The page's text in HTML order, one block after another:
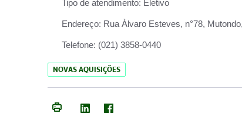
Tipo de atendimento: Eletivo
Endereço: Rua Àlvaro Esteves, n°78,
Telefone: (021) 3858-0440
NOVAS AQUISIÇÕES